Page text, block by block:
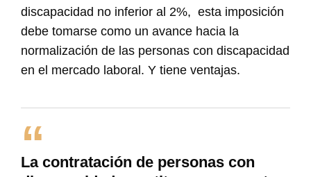
discapacidad no inferior al 2%, esta imposición
debe tomarse como un avance hacia la
normalización de las personas con discapacidad
en el mercado laboral. Y tiene ventajas.
La contratación de personas con